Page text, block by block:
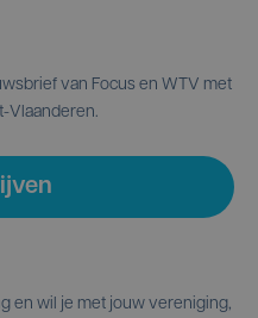
van Focus en WTV met
Vlaanderen.
en wil je met jouw vereniging,